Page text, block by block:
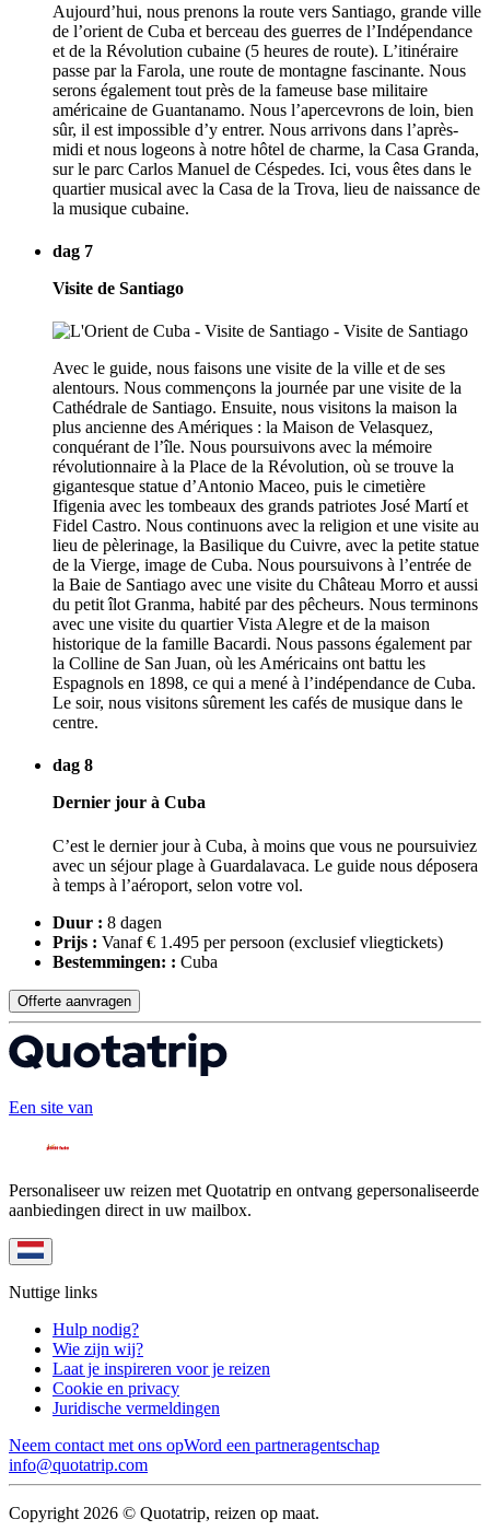
Aujourd’hui, nous prenons la route vers Santiago, grande ville
de l’orient de Cuba et berceau des guerres de l’Indépendance
et de la Révolution cubaine (5 heures de route). L’itinéraire
passe par la Farola, une route de montagne fascinante. Nous
serons également tout près de la fameuse base militaire
américaine de Guantanamo. Nous l’apercevrons de loin, bien
sûr, il est impossible d’y entrer. Nous arrivons dans l’après-
midi et nous logeons à notre hôtel de charme, la Casa Granda,
sur le parc Carlos Manuel de Céspedes. Ici, vous êtes dans le
quartier musical avec la Casa de la Trova, lieu de naissance de
la musique cubaine.
dag 7
Visite de Santiago
Avec le guide, nous faisons une visite de la ville et de ses
alentours. Nous commençons la journée par une visite de la
Cathédrale de Santiago. Ensuite, nous visitons la maison la
plus ancienne des Amériques : la Maison de Velasquez,
conquérant de l’île. Nous poursuivons avec la mémoire
révolutionnaire à la Place de la Révolution, où se trouve la
gigantesque statue d’Antonio Maceo, puis le cimetière
Ifigenia avec les tombeaux des grands patriotes José Martí et
Fidel Castro. Nous continuons avec la religion et une visite au
lieu de pèlerinage, la Basilique du Cuivre, avec la petite statue
de la Vierge, image de Cuba. Nous poursuivons à l’entrée de
la Baie de Santiago avec une visite du Château Morro et aussi
du petit îlot Granma, habité par des pêcheurs. Nous terminons
avec une visite du quartier Vista Alegre et de la maison
historique de la famille Bacardi. Nous passons également par
la Colline de San Juan, où les Américains ont battu les
Espagnols en 1898, ce qui a mené à l’indépendance de Cuba.
Le soir, nous visitons sûrement les cafés de musique dans le
centre.
dag 8
Dernier jour à Cuba
C’est le dernier jour à Cuba, à moins que vous ne poursuiviez
avec un séjour plage à Guardalavaca. Le guide nous déposera
à temps à l’aéroport, selon votre vol.
Duur : 8 dagen
Prijs : Vanaf € 1.495 per persoon (exclusief vliegtickets)
Bestemmingen: : Cuba
Offerte aanvragen
Een site van
Personaliseer uw reizen met Quotatrip en ontvang gepersonaliseerde
aanbiedingen direct in uw mailbox.
Nuttige links
Hulp nodig?
Wie zijn wij?
Laat je inspireren voor je reizen
Cookie en privacy
Juridische vermeldingen
Neem contact met ons opWord een partneragentschap
info@quotatrip.com
Copyright 2026 © Quotatrip, reizen op maat.